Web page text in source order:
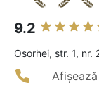
9.2
Osorhei, str. 1, nr.